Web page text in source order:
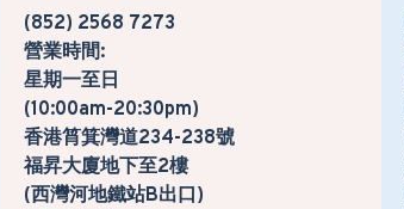
(852) 2568 7273
營業時間:
星期一至日
(10:00am-20:30pm)
香港筲箕灣道234-238號
福昇大廈地下至2樓
(西灣河地鐵站B出口)